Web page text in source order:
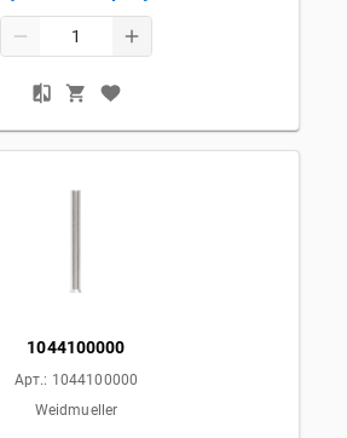
1044100000
Арт.: 1044100000
Weidmueller